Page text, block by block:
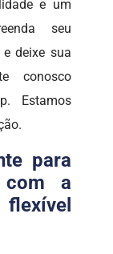
e um
seu
deixe sua
conosco
Estamos
para
com a